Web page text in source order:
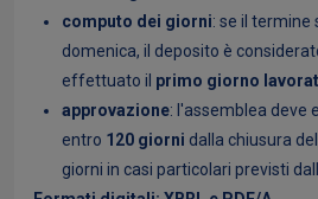
computo dei giorni: se il termine
domenica, il deposito è
effettuato il primo giorno
approvazione: l'assemblea deve
entro 120 giorni dalla chiusura
giorni in casi particolari previsti